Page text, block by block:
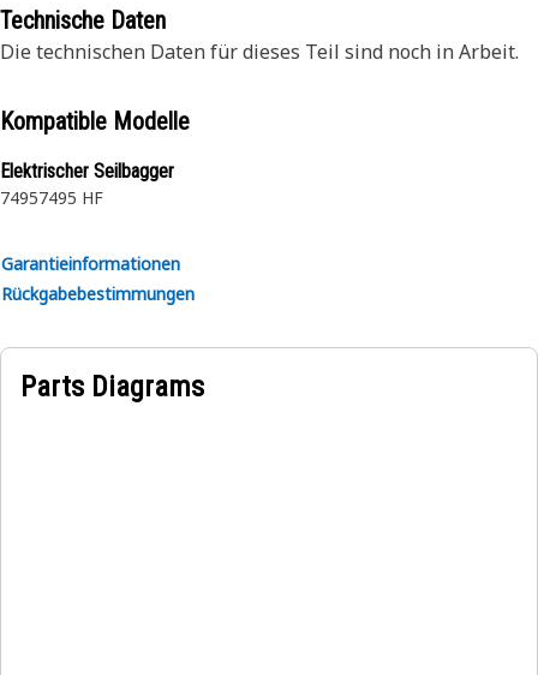
Technische Daten
Die technischen Daten für dieses Teil sind noch in Arbeit.
Kompatible Modelle
Elektrischer Seilbagger
74957495 HF
Garantieinformationen
Rückgabebestimmungen
Parts Diagrams